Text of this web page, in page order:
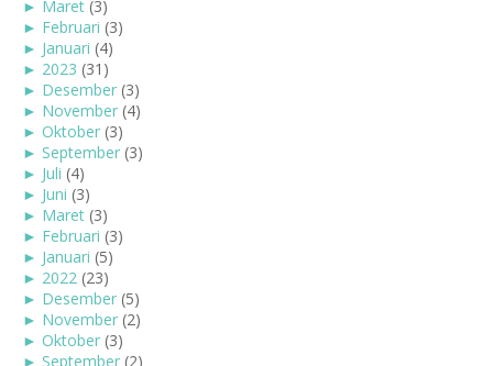
► Maret (3)
► Februari (3)
► Januari (4)
► 2023 (31)
► Desember (3)
► November (4)
► Oktober (3)
► September (3)
► Juli (4)
► Juni (3)
► Maret (3)
► Februari (3)
► Januari (5)
► 2022 (23)
► Desember (5)
► November (2)
► Oktober (3)
► September (2)